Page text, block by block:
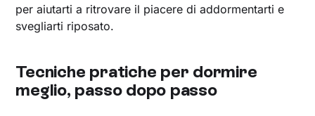
per aiutarti a ritrovare il piacere di addormentarti e
svegliarti riposato.
Tecniche pratiche per dormire
meglio, passo dopo passo